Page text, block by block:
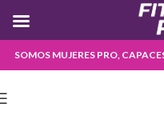
SOMOS MUJERES PRO,